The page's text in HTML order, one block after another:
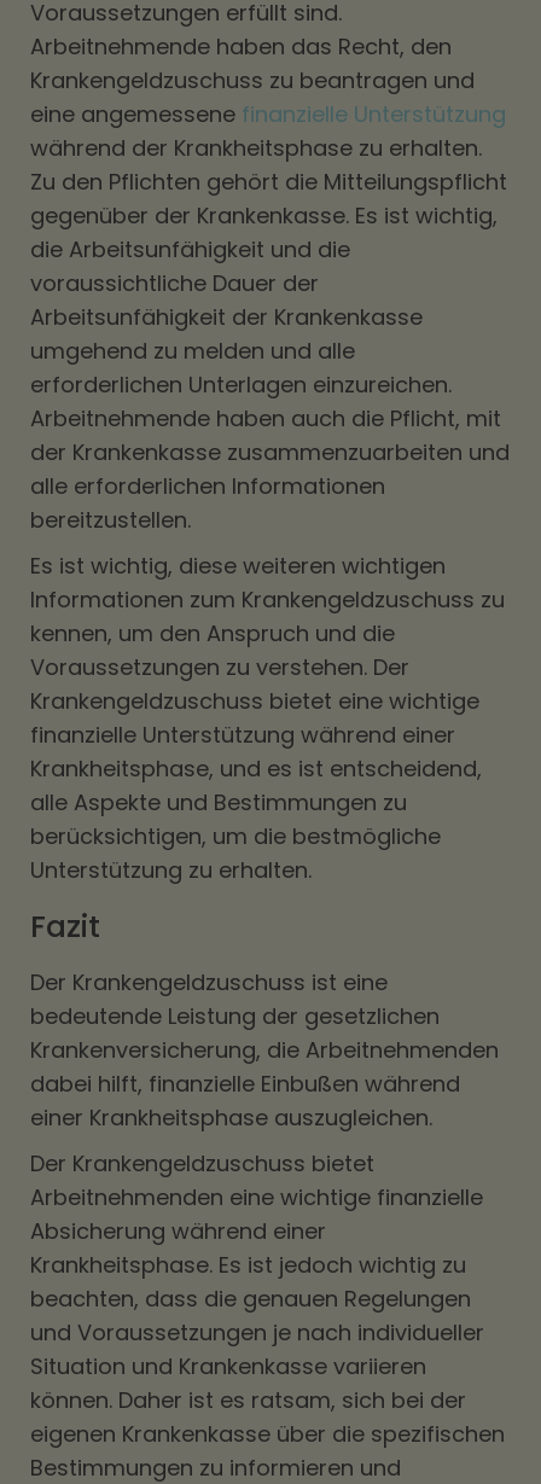
Voraussetzungen erfüllt sind.
Arbeitnehmende haben das Recht, den
Krankengeldzuschuss zu beantragen und
eine angemessene finanzielle Unterstützung
während der Krankheitsphase zu erhalten.
Zu den Pflichten gehört die Mitteilungspflicht
gegenüber der Krankenkasse. Es ist wichtig,
die Arbeitsunfähigkeit und die
voraussichtliche Dauer der
Arbeitsunfähigkeit der Krankenkasse
umgehend zu melden und alle
erforderlichen Unterlagen einzureichen.
Arbeitnehmende haben auch die Pflicht, mit
der Krankenkasse zusammenzuarbeiten und
alle erforderlichen Informationen
bereitzustellen.
Es ist wichtig, diese weiteren wichtigen
Informationen zum Krankengeldzuschuss zu
kennen, um den Anspruch und die
Voraussetzungen zu verstehen. Der
Krankengeldzuschuss bietet eine wichtige
finanzielle Unterstützung während einer
Krankheitsphase, und es ist entscheidend,
alle Aspekte und Bestimmungen zu
berücksichtigen, um die bestmögliche
Unterstützung zu erhalten.
Fazit
Der Krankengeldzuschuss ist eine
bedeutende Leistung der gesetzlichen
Krankenversicherung, die Arbeitnehmenden
dabei hilft, finanzielle Einbußen während
einer Krankheitsphase auszugleichen.
Der Krankengeldzuschuss bietet
Arbeitnehmenden eine wichtige finanzielle
Absicherung während einer
Krankheitsphase. Es ist jedoch wichtig zu
beachten, dass die genauen Regelungen
und Voraussetzungen je nach individueller
Situation und Krankenkasse variieren
können. Daher ist es ratsam, sich bei der
eigenen Krankenkasse über die spezifischen
Bestimmungen zu informieren und